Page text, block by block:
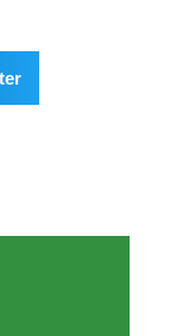
srl
Computer